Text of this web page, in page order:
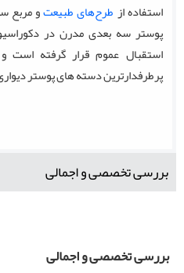
استفاده از طرح‌های طبیعتو مربع
پوستر سه بعدی مدرن در
استقبال عموم قرار گرفته است
پرطرفدارترین دسته های پوستر
بررسی تخصصی و اجمالی
بررسی تخصصی و اجمالی